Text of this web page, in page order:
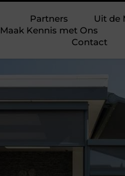
Partners
Uit de
Maak Kennis met Ons
Contact